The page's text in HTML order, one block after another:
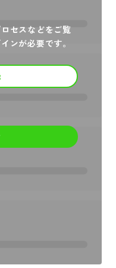
セスなどをご覧
ンが必要です。